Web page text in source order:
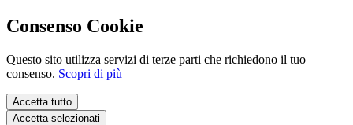
Consenso Cookie
Questo sito utilizza servizi di terze parti che richiedono il tuo
consenso. Scopri di più
Accetta tutto
Accetta selezionati